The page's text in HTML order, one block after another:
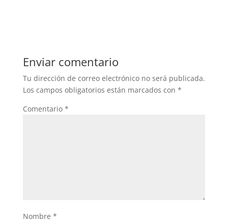
Enviar comentario
Tu dirección de correo electrónico no será publicada.
Los campos obligatorios están marcados con *
Comentario *
Nombre *